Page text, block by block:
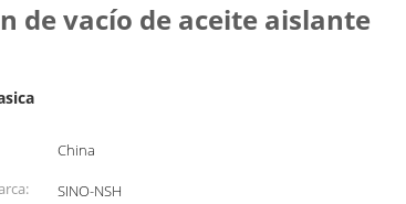
de vacío de aceite aislante
China
SINO-NSH